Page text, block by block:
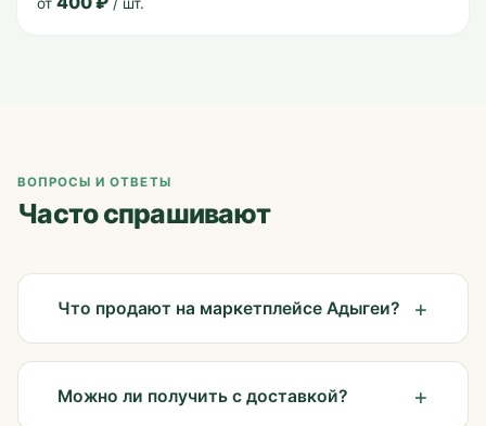
ВОПРОСЫ И ОТВЕТЫ
Часто спрашивают
Что продают на маркетплейсе Адыгеи?
Можно ли получить с доставкой?